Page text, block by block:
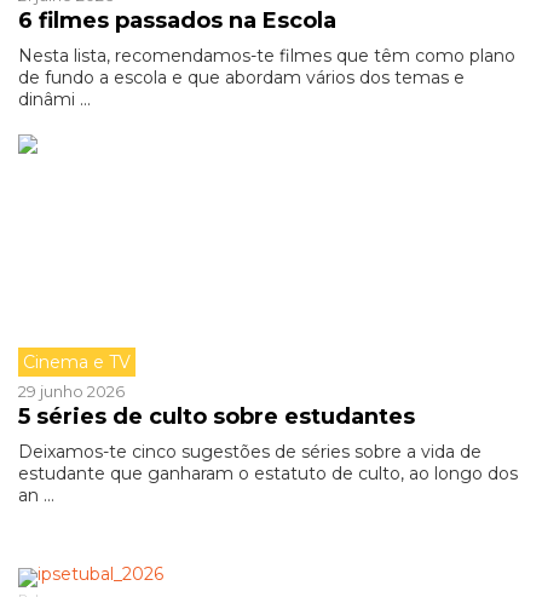
6 filmes passados na Escola
Nesta lista, recomendamos-te filmes que têm como plano
de fundo a escola e que abordam vários dos temas e
dinâmi ...
Cinema e TV
29 junho 2026
5 séries de culto sobre estudantes
Deixamos-te cinco sugestões de séries sobre a vida de
estudante que ganharam o estatuto de culto, ao longo dos
an ...